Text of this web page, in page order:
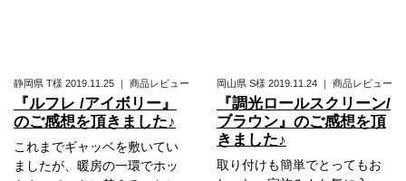
静岡県 T様 2019.11.25 ｜ 商品レビュー
『ルフレ /アイボリー』
のご感想を頂きました♪
これまでギャッベを敷いてい
ましたが、暖房の一環でホッ
岡山県 S様 2019.11.24 ｜ 商品レビュー
『調光ロールスクリーン/
ブラウン』のご感想を頂
きました♪
取り付けも簡単でとってもお